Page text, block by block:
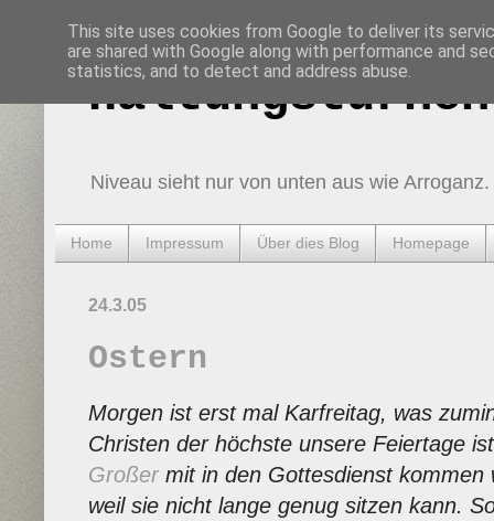
Haltungsturnen
Niveau sieht nur von unten aus wie Arroganz.
Home Impressum Über dies Blog Homepage
24.3.05
Ostern
Morgen ist erst mal Karfreitag, was
Christen der höchste unsere Feiertage
Großer mit in den Gottesdienst
weil sie nicht lange genug sitzen kann.
This site uses cookies from Google to deliver its
are shared with Google along with performance and
statistics, and to detect and address abuse.